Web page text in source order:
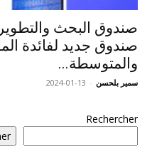
صندوق جديد لفائدة
والمتوسطة...
سمير بلحسن -
2024-01-13
Rechercher